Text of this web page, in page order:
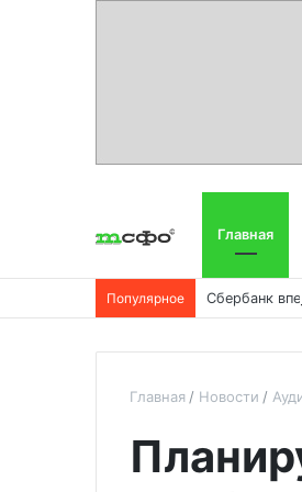
Главная
Популярное
Главная Новости